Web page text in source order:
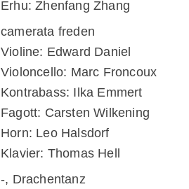
Erhu: Zhenfang Zhang
camerata freden
Violine: Edward Daniel
Violoncello: Marc Froncoux
Kontrabass: Ilka Emmert
Fagott: Carsten Wilkening
Horn: Leo Halsdorf
Klavier: Thomas Hell
-, Drachentanz